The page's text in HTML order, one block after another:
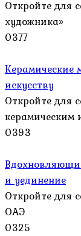
Откройте для
художника»
0377
Керамические
искусству
Откройте для
керамическим
0393
и уединение
Откройте для
ОАЭ
0325